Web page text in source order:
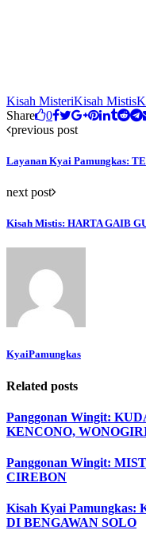
Kisah MisteriKisah Mistis
Share
0
previous post
Layanan Kyai Pamungkas:
next post
Kisah Mistis: HARTA GAIB
KyaiPamungkas
Related posts
Panggonan Wingit:
KENCONO,
Panggonan Wingit:
CIREBON
Kisah Kyai
DI BENGAWAN SOLO